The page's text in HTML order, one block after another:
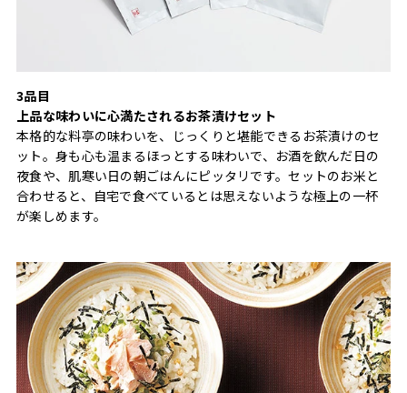
3品目
上品な味わいに心満たされるお茶漬けセット
本格的な料亭の味わいを、じっくりと堪能できるお茶漬けのセ
ット。身も心も温まるほっとする味わいで、お酒を飲んだ日の
夜食や、肌寒い日の朝ごはんにピッタリです。セットのお米と
合わせると、自宅で食べているとは思えないような極上の一杯
が楽しめます。